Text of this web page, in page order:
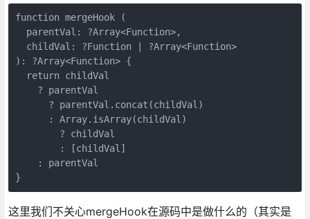
function mergeHook (
  parentVal: ?Array<Function>,
  childVal: ?Function | ?Array<Function>
): ?Array<Function> {
  return childVal
    ? parentVal
      ? parentVal.concat(childVal)
      : Array.isArray(childVal)
        ? childVal
        : [childVal]
    : parentVal
}
这里我们不关心mergeHook在源码中是做什么的（其实是